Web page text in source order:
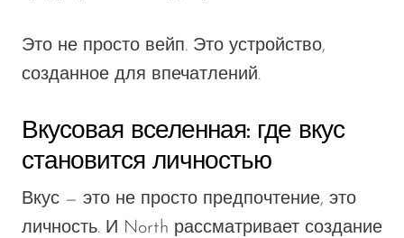
Это не просто вейп. Это устройство,
созданное для впечатлений.
Вкусовая вселенная: где вкус
становится личностью
Вкус — это не просто предпочтение, это
личность. И North рассматривает создание